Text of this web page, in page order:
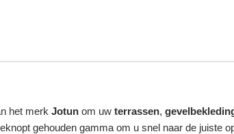
het merk Jotun om uw terrassen,
gehouden gamma om u snel naar de juiste